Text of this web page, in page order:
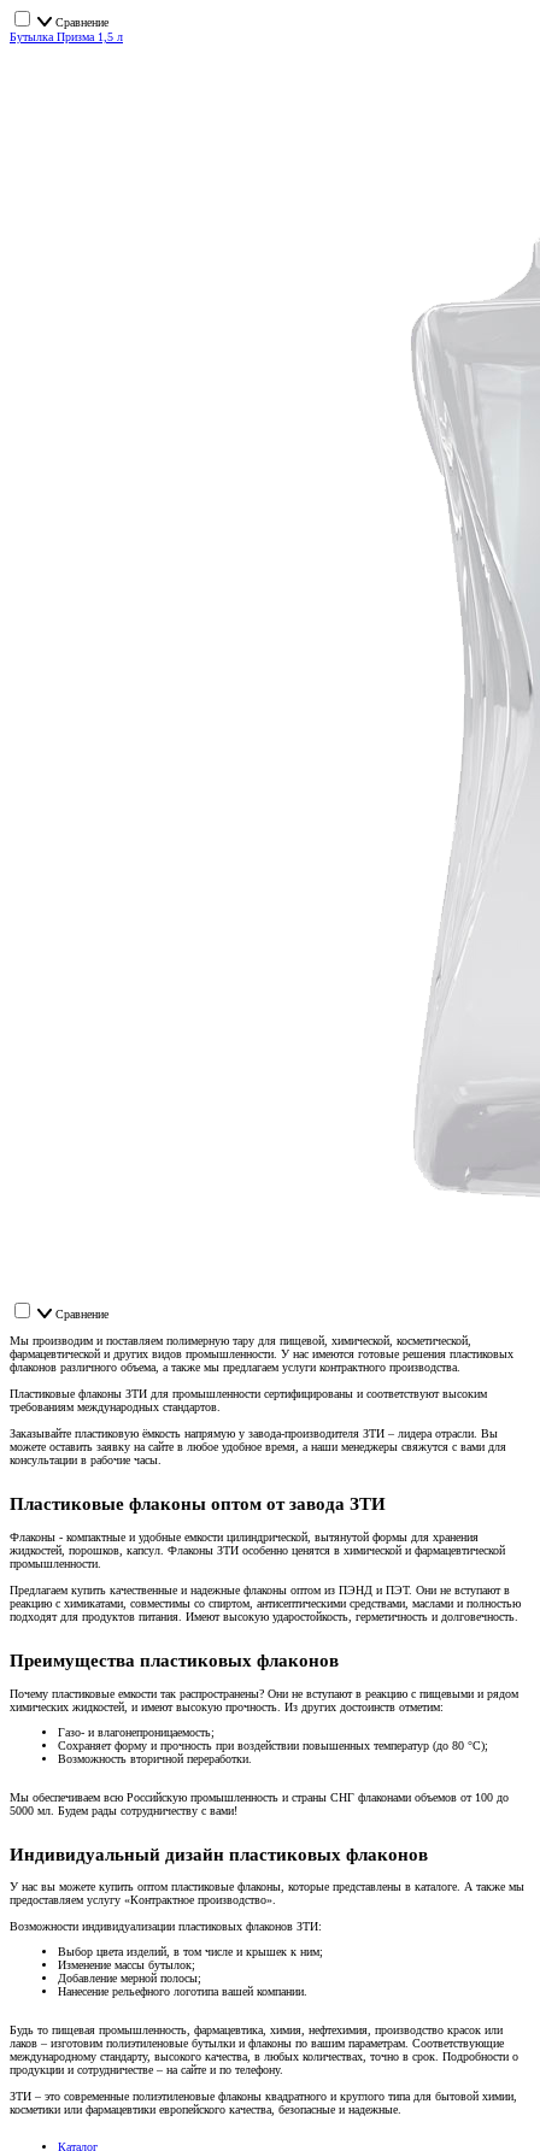
Сравнение
Бутылка Призма 1,5 л
Сравнение
Мы производим и поставляем полимерную тару для пищевой, химической, косметической,
фармацевтической и других видов промышленности. У нас имеются готовые решения пластиковых
флаконов различного объема, а также мы предлагаем услуги контрактного производства.
Пластиковые флаконы ЗТИ для промышленности сертифицированы и соответствуют высоким
требованиям международных стандартов.
Заказывайте пластиковую ёмкость напрямую у завода-производителя ЗТИ – лидера отрасли. Вы
можете оставить заявку на сайте в любое удобное время, а наши менеджеры свяжутся с вами для
консультации в рабочие часы.
Пластиковые флаконы оптом от завода ЗТИ
Флаконы - компактные и удобные емкости цилиндрической, вытянутой формы для хранения
жидкостей, порошков, капсул. Флаконы ЗТИ особенно ценятся в химической и фармацевтической
промышленности.
Предлагаем купить качественные и надежные флаконы оптом из ПЭНД и ПЭТ. Они не вступают в
реакцию с химикатами, совместимы со спиртом, антисептическими средствами, маслами и полностью
подходят для продуктов питания. Имеют высокую ударостойкость, герметичность и долговечность.
Преимущества пластиковых флаконов
Почему пластиковые емкости так распространены? Они не вступают в реакцию с пищевыми и рядом
химических жидкостей, и имеют высокую прочность. Из других достоинств отметим:
Газо- и влагонепроницаемость;
Сохраняет форму и прочность при воздействии повышенных температур (до 80 °C);
Возможность вторичной переработки.
Мы обеспечиваем всю Российскую промышленность и страны СНГ флаконами объемов от 100 до
5000 мл. Будем рады сотрудничеству с вами!
Индивидуальный дизайн пластиковых флаконов
У нас вы можете купить оптом пластиковые флаконы, которые представлены в каталоге. А также мы
предоставляем услугу «Контрактное производство».
Возможности индивидуализации пластиковых флаконов ЗТИ:
Выбор цвета изделий, в том числе и крышек к ним;
Изменение массы бутылок;
Добавление мерной полосы;
Нанесение рельефного логотипа вашей компании.
Будь то пищевая промышленность, фармацевтика, химия, нефтехимия, производство красок или
лаков – изготовим полиэтиленовые бутылки и флаконы по вашим параметрам. Соответствующие
международному стандарту, высокого качества, в любых количествах, точно в срок. Подробности о
продукции и сотрудничестве – на сайте и по телефону.
ЗТИ – это современные полиэтиленовые флаконы квадратного и круглого типа для бытовой химии,
косметики или фармацевтики европейского качества, безопасные и надежные.
Каталог